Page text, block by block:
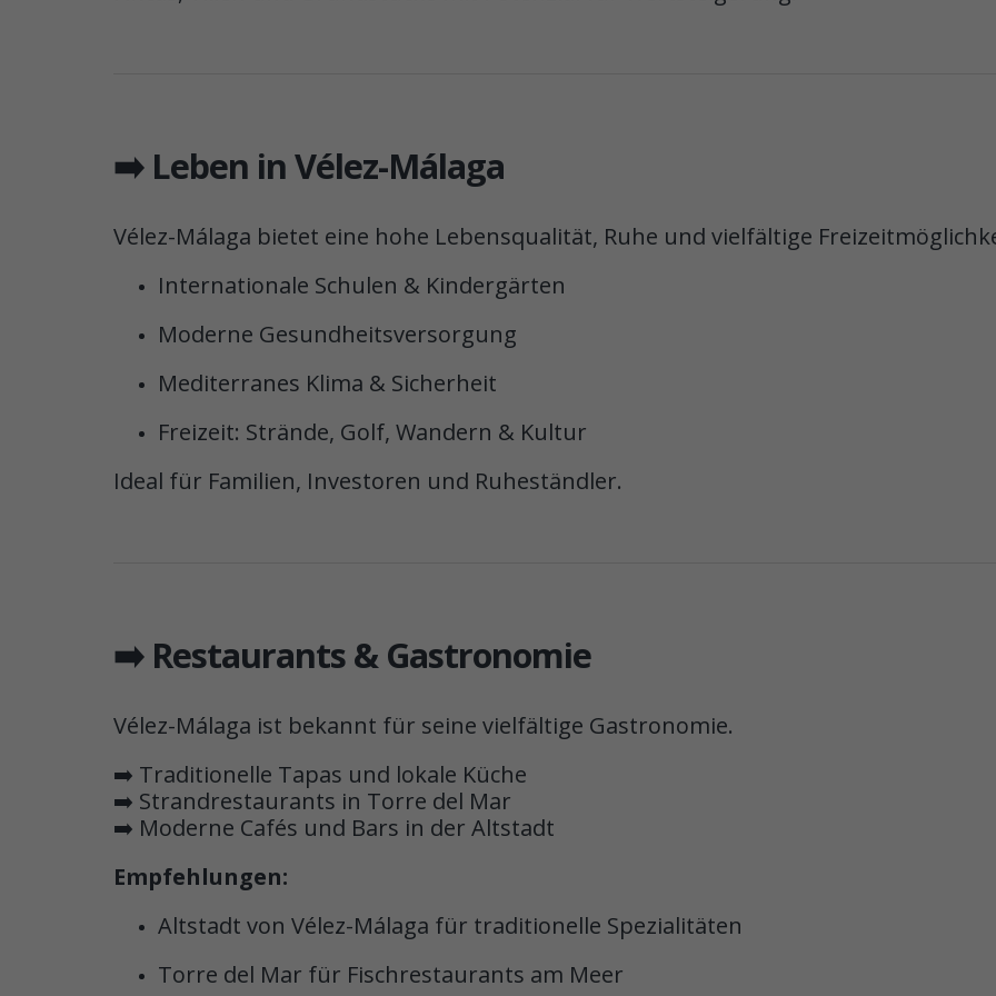
➡️ Leben in Vélez-Málaga
Vélez-Málaga bietet eine hohe Lebensqualität, Ruhe und vielfältige
Internationale Schulen & Kindergärten
Moderne Gesundheitsversorgung
Mediterranes Klima & Sicherheit
Freizeit: Strände, Golf, Wandern & Kultur
Ideal für Familien, Investoren und Ruheständler.
➡️ Restaurants & Gastronomie
Vélez-Málaga ist bekannt für seine vielfältige Gastronomie.
➡️ Traditionelle Tapas und lokale Küche
➡️ Strandrestaurants in Torre del Mar
➡️ Moderne Cafés und Bars in der Altstadt
Empfehlungen:
Altstadt von Vélez-Málaga für traditionelle Spezialitäten
Torre del Mar für Fischrestaurants am Meer